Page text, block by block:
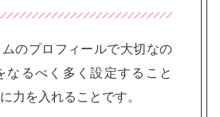
のプロフィールで大切なの
なるべく多く設定すること
力を入れることです。